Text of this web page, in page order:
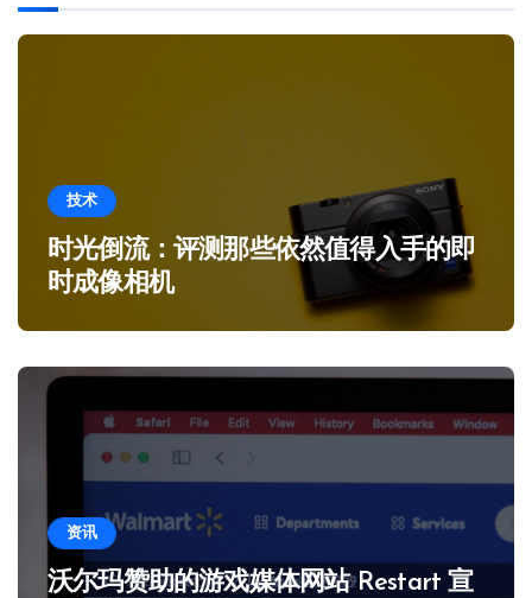
技术
时光倒流：评测那些依然值得入手的即
时成像相机
资讯
沃尔玛赞助的游戏媒体网站 Restart 宣